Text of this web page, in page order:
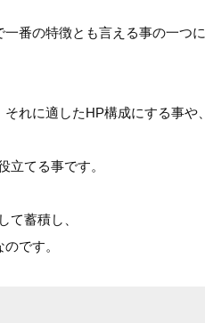
番の特徴とも言える事の一つに
れに適したHP構成にする事や、
立てる事です。
て蓄積し、
です。